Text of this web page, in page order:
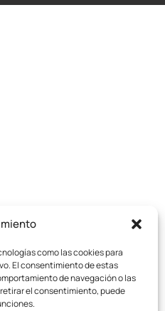
como las cookies para
El consentimiento de estas
de navegación o las
el consentimiento, puede